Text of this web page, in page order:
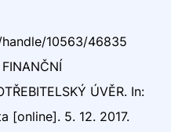
10563/46835
ÚVĚR. In:
[online]. 5. 12. 2017.